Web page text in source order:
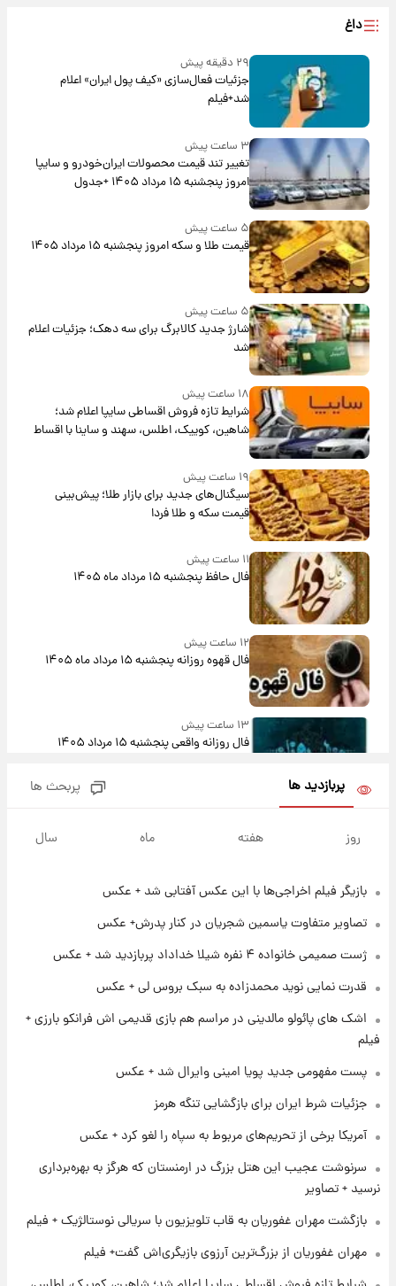
داغ
۲۹ دقیقه پیش
جزئیات فعال‌سازی «کیف پول ایران» اعلام
شد+فیلم
۳ ساعت پیش
تغییر تند قیمت محصولات ایران‌خودرو و سایپا
امروز پنجشنبه ۱۵ مرداد ۱۴۰۵ +جدول
۵ ساعت پیش
قیمت طلا و سکه امروز پنجشنبه ۱۵ مرداد ۱۴۰۵
۵ ساعت پیش
شارژ جدید کالابرگ برای سه دهک؛ جزئیات اعلام
شد
۱۸ ساعت پیش
شرایط تازه فروش اقساطی سایپا اعلام شد؛
شاهین، کوییک، اطلس، سهند و ساینا با اقساط
بلندمدت + جدول
۱۹ ساعت پیش
سیگنال‌های جدید برای بازار طلا؛ پیش‌بینی
قیمت سکه و طلا فردا
۱۱ ساعت پیش
فال حافظ پنجشنبه ۱۵ مرداد ماه ۱۴۰۵
۱۲ ساعت پیش
فال قهوه روزانه پنجشنبه ۱۵ مرداد ماه ۱۴۰۵
۱۳ ساعت پیش
فال روزانه واقعی پنجشنبه ۱۵ مرداد ۱۴۰۵
+ جدول
۱ روز پیش
نام خودرو، مبلغ پیش پرداخت و زمان تحویل |
سود مشارکت چند درصد است؟
زمان پخش «مرد سه هزار چهره» مشخص شد
کار استقلال و رامین رضاییان رسما تمام شد +
عکس / خداحافظی صمیمانه آبی ها با رامین!
۱ روز پیش
آتش اختلاف در اینستاگرام؛ تمجید از حردانی به
مذاق رضاییان خوش نیامد+عکس
۱ روز پیش
۱۲۹۰ شمسی
پربازدید ها پربحث ها
روز هفته ماه سال
بازیگر فیلم اخراجی‌ها با این عکس آفتابی شد + عکس
تصاویر متفاوت یاسمین شجریان در کنار پدرش+ عکس
ژست صمیمی خانواده ۴ نفره شیلا خداداد پربازدید شد + عکس
قدرت نمایی نوید محمدزاده به سبک بروس لی + عکس
اشک های پائولو مالدینی در مراسم هم بازی قدیمی اش فرانکو بارزی +
فیلم
پست مفهومی جدید پویا امینی وایرال شد + عکس
جزئیات شرط ایران برای بازگشایی تنگه هرمز
آمریکا برخی از تحریم‌های مربوط به سپاه را لغو کرد + عکس
سرنوشت عجیب این هتل بزرگ در ارمنستان که هرگز به بهره‌برداری
نرسید + تصاویر
بازگشت مهران غفوریان به قاب تلویزیون با سریالی نوستالژیک + فیلم
مهران غفوریان از بزرگ‌ترین آرزوی بازیگری‌اش گفت+ فیلم